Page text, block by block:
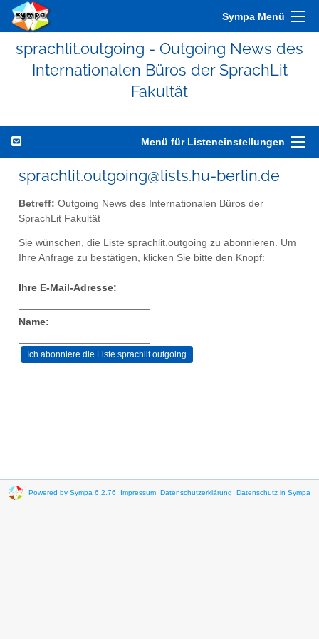
Sympa Menü
sprachlit.outgoing - Outgoing News des
Internationalen Büros der SprachLit
Fakultät
Menü für Listeneinstellungen
sprachlit.outgoing@lists.hu-berlin.de
Betreff: Outgoing News des Internationalen Büros der
SprachLit Fakultät
Sie wünschen, die Liste sprachlit.outgoing zu abonnieren. Um
Ihre Anfrage zu bestätigen, klicken Sie bitte den Knopf:
Ihre E-Mail-Adresse:
Name:
Powered by Sympa 6.2.76 Impressum Datenschutzerklärung Datenschutz in Sympa